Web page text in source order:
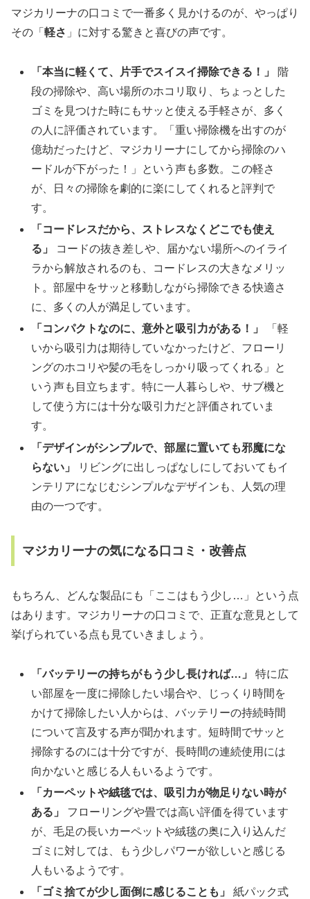
マジカリーナの口コミで一番多く見かけるのが、やっぱり
その「 軽さ 」に対する驚きと喜びの声です。
「本当に軽くて、片手でスイスイ掃除できる！」
階
段の掃除や、高い場所のホコリ取り、ちょっとした
ゴミを見つけた時にもサッと使える手軽さが、多く
の人に評価されています。「重い掃除機を出すのが
億劫だったけど、マジカリーナにしてから掃除のハ
ードルが下がった！」という声も多数。この軽さ
が、日々の掃除を劇的に楽にしてくれると評判で
す。
「コードレスだから、ストレスなくどこでも使え
る」
コードの抜き差しや、届かない場所へのイライ
ラから解放されるのも、コードレスの大きなメリッ
ト。部屋中をサッと移動しながら掃除できる快適さ
に、多くの人が満足しています。
「コンパクトなのに、意外と吸引力がある！」
「軽
いから吸引力は期待していなかったけど、フローリ
ングのホコリや髪の毛をしっかり吸ってくれる」と
いう声も目立ちます。特に一人暮らしや、サブ機と
して使う方には十分な吸引力だと評価されていま
す。
「デザインがシンプルで、部屋に置いても邪魔にな
らない」
リビングに出しっぱなしにしておいてもイ
ンテリアになじむシンプルなデザインも、人気の理
由の一つです。
マジカリーナの気になる口コミ・改善点
もちろん、どんな製品にも「ここはもう少し…」という点
はあります。マジカリーナの口コミで、正直な意見として
挙げられている点も見ていきましょう。
「バッテリーの持ちがもう少し長ければ…」
特に広
い部屋を一度に掃除したい場合や、じっくり時間を
かけて掃除したい人からは、バッテリーの持続時間
について言及する声が聞かれます。短時間でサッと
掃除するのには十分ですが、長時間の連続使用には
向かないと感じる人もいるようです。
「カーペットや絨毯では、吸引力が物足りない時が
ある」
フローリングや畳では高い評価を得ています
が、毛足の長いカーペットや絨毯の奥に入り込んだ
ゴミに対しては、もう少しパワーが欲しいと感じる
人もいるようです。
「ゴミ捨てが少し面倒に感じることも」
紙パック式